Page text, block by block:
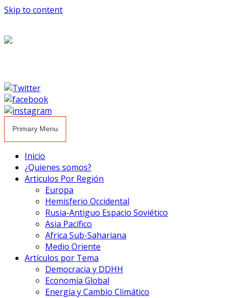
Skip to content
Primary Menu
Inicio
¿Quienes somos?
Articulos Por Región
Europa
Hemisferio Occidental
Rusia-Antiguo Espacio Soviético
Asia Pacífico
Africa Sub-Sahariana
Medio Oriente
Artículos por Tema
Democracia y DDHH
Economía Global
Energía y Cambio Climático